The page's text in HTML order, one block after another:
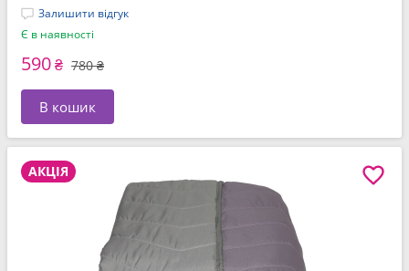
Залишити відгук
Є в наявності
590₴ 780 ₴
В кошик
АКЦІЯ